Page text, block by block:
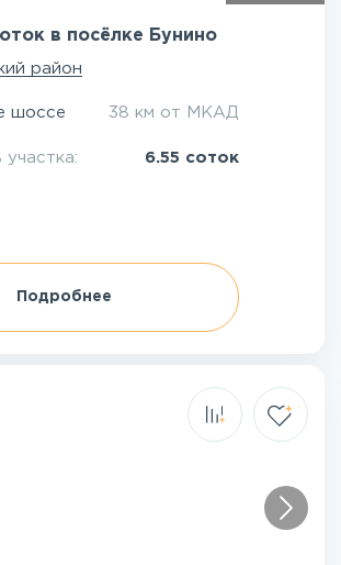
в посёлке Бунино
район
шоссе 38 км от МКАД
участка: 6.55 соток
Подробнее